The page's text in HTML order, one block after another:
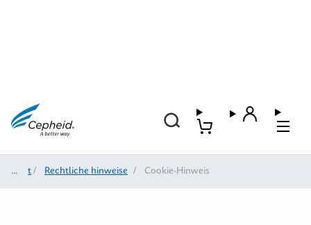
Start / Rechtliche hinweise / Cookie-Hinweis